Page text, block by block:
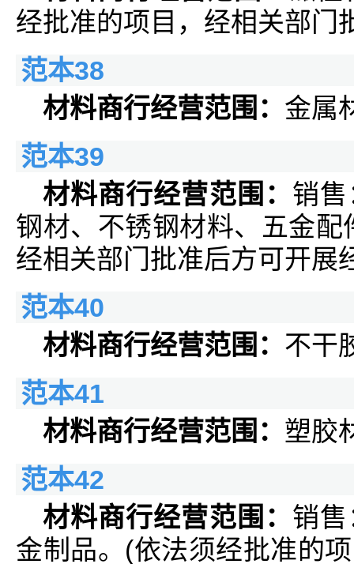
经批准的项目，经相关部门
范本38
材料商行经营范围： 金属
范本39
材料商行经营范围： 销
钢材、不锈钢材料、五金
经相关部门批准后方可开展
范本40
材料商行经营范围： 不干
范本41
材料商行经营范围： 塑胶
范本42
材料商行经营范围： 销
金制品。(依法须经批准的